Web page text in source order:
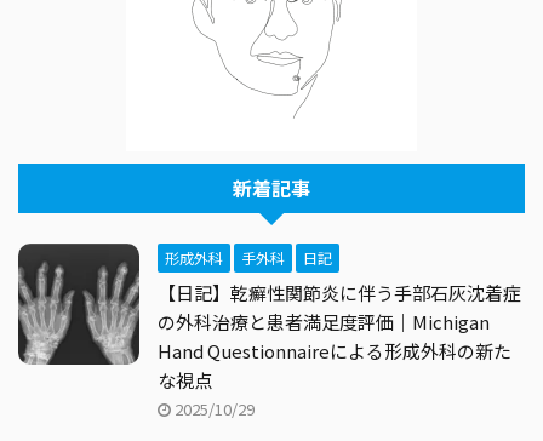
新着記事
形成外科 手外科 日記
【日記】乾癬性関節炎に伴う手部石灰沈着症
の外科治療と患者満足度評価｜Michigan
Hand Questionnaireによる形成外科の新た
な視点
2025/10/29